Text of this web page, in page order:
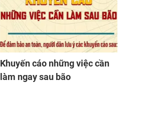
Khuyến cáo những việc cần
làm ngay sau bão